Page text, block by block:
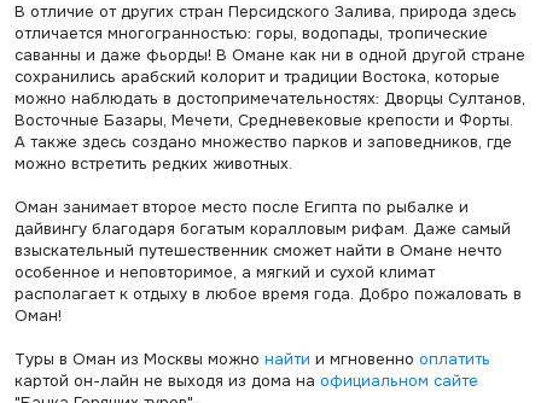
В отличие от других стран Персидского Залива, природа здесь
отличается многогранностью: горы, водопады, тропические
саванны и даже фьорды! В Омане как ни в одной другой стране
сохранились арабский колорит и традиции Востока, которые
можно наблюдать в достопримечательностях: Дворцы Султанов,
Восточные Базары, Мечети, Средневековые крепости и Форты.
А также здесь создано множество парков и заповедников, где
можно встретить редких животных.
Оман занимает второе место после Египта по рыбалке и
дайвингу благодаря богатым коралловым рифам. Даже самый
взыскательный путешественник сможет найти в Омане нечто
особенное и неповторимое, а мягкий и сухой климат
располагает к отдыху в любое время года. Добро пожаловать в
Оман!
Туры в Оман из Москвы можно найти и мгновенно оплатить
картой он-лайн не выходя из дома на официальном сайте